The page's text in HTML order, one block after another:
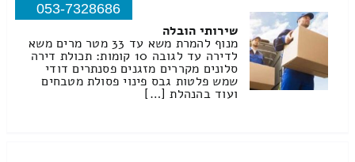
053-7328686
שירותי הובלה
מנוף להמרת משא עד 33 מטר מרים משא
לדירה עד לגובה 10 קומות: תכולת דירה
סלונים מקררים מזגנים פסנתרים דודי
שמש פלטות גבס פינוי פסולת מטבחים
ועוד בהנהלת […]